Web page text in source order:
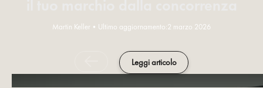
Martin Keller • Ultimo aggiornamento:2 marzo 2026
Leggi articolo